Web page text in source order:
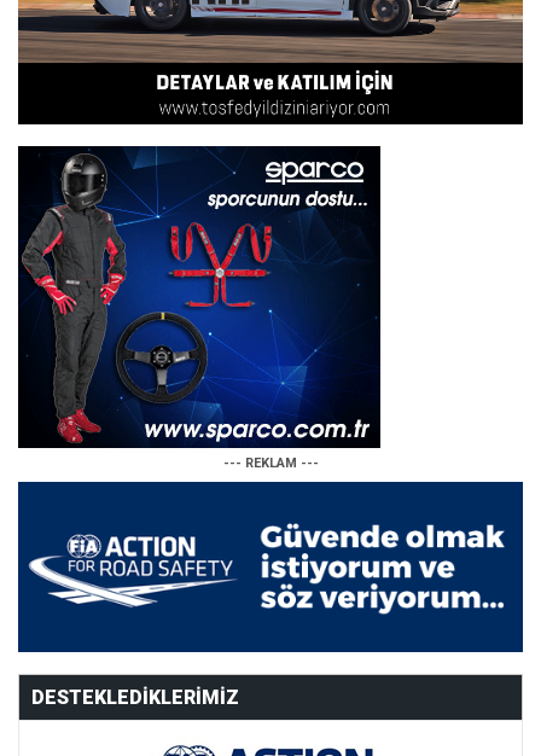
--- REKLAM ---
DESTEKLEDIKLERIMIZ